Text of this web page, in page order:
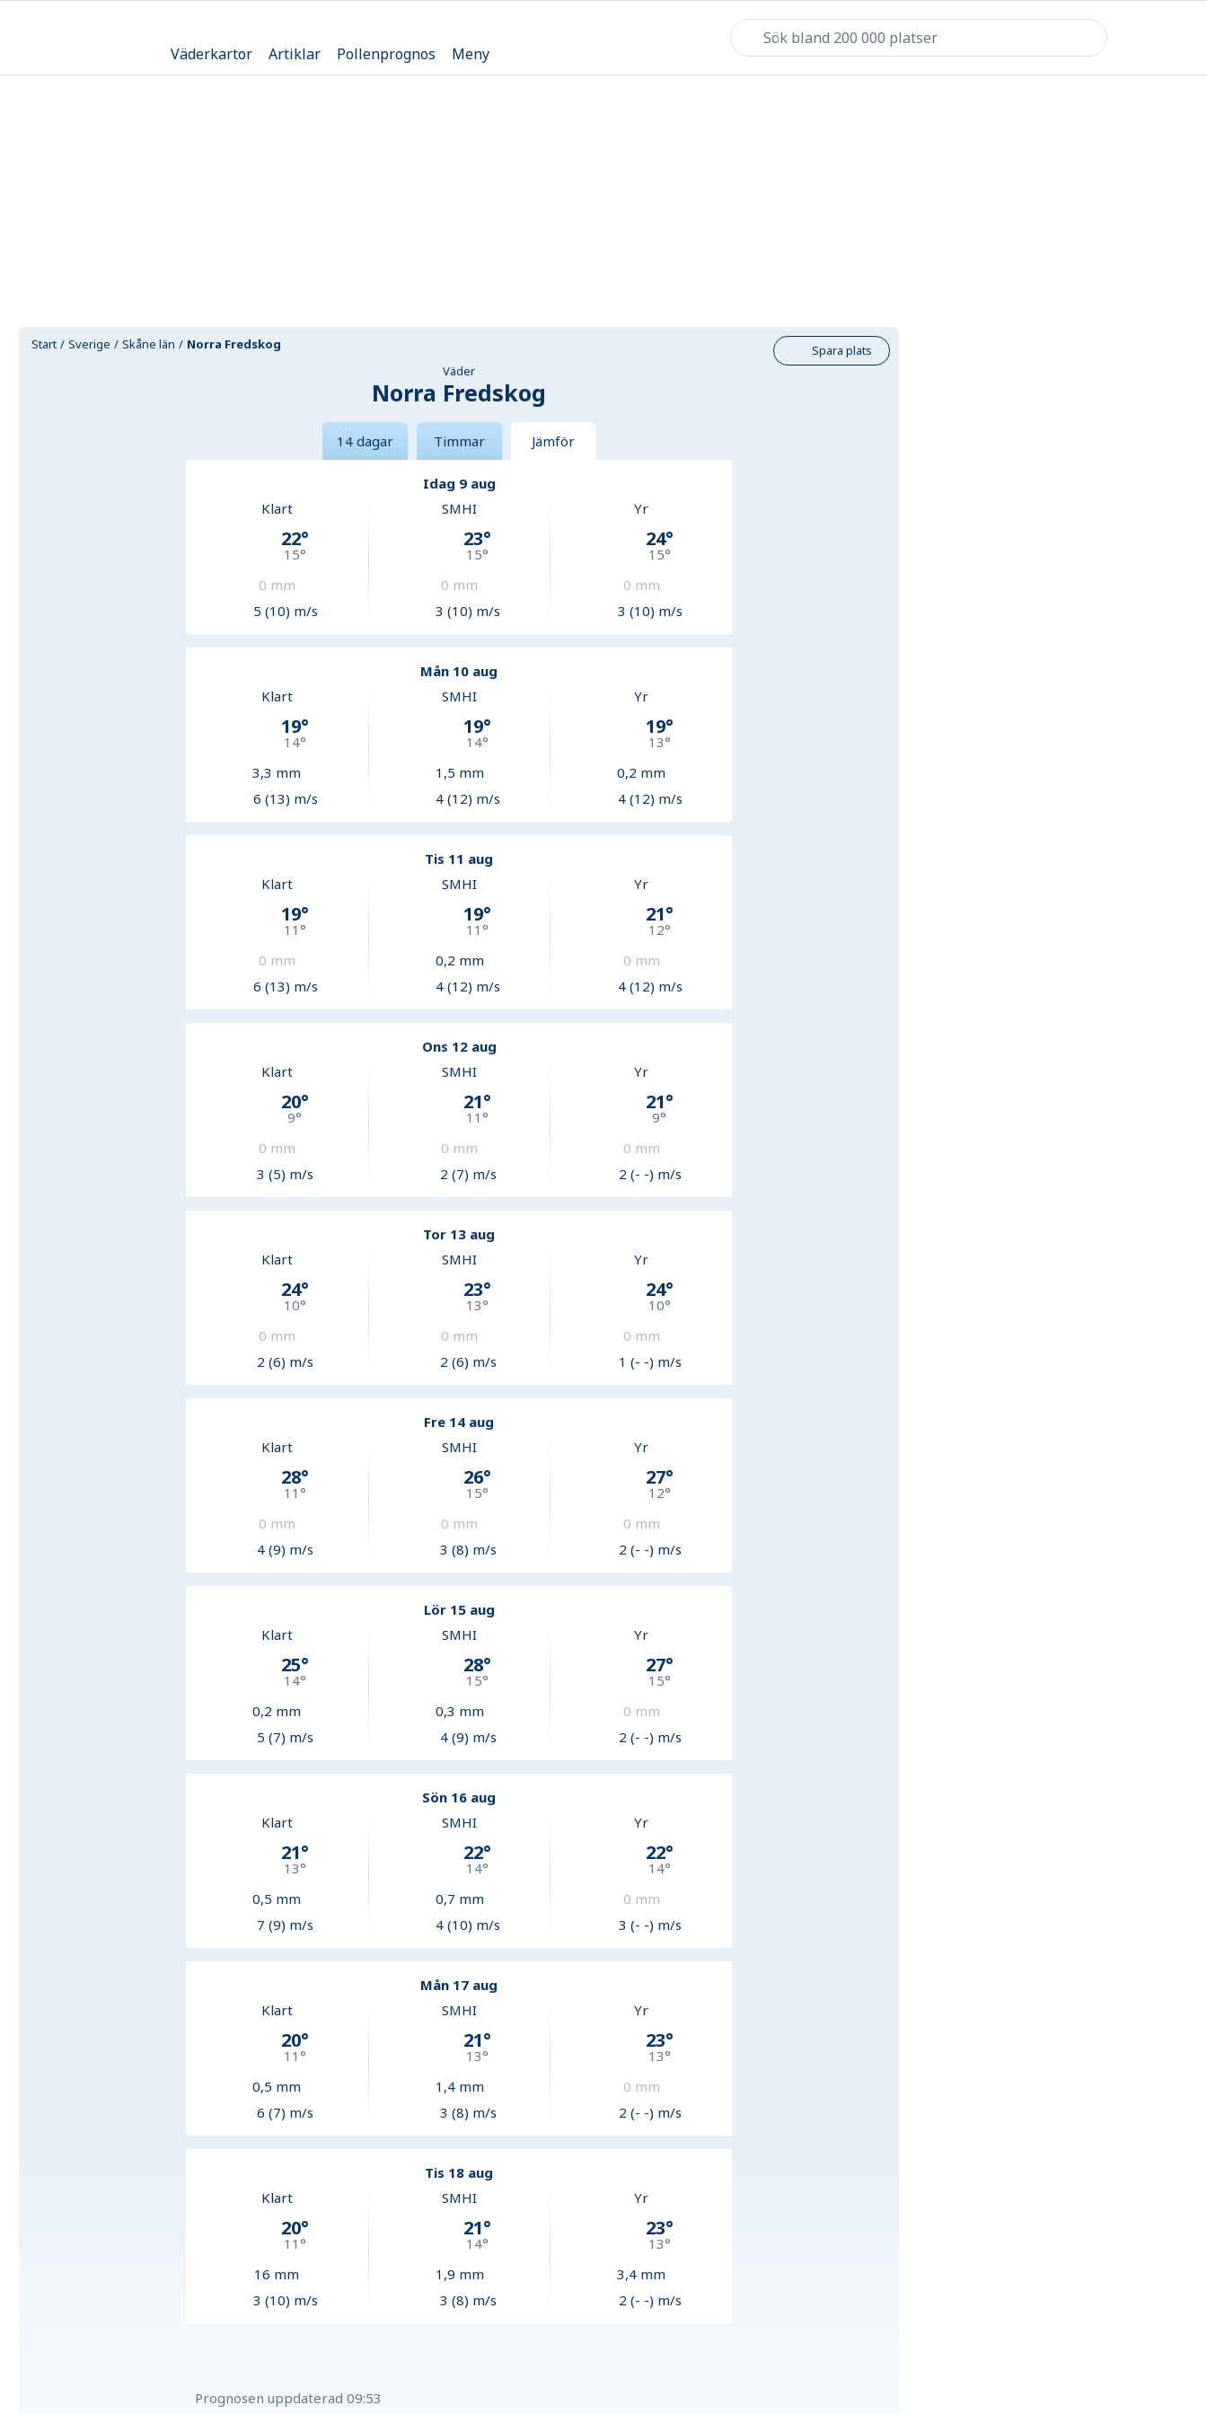
Väderkartor Artiklar Pollenprognos Meny
Start Sverige Skåne län Norra Fredskog
Spara plats
Väder
Norra Fredskog
14 dagar Timmar Jämför
Idag 9 aug
Klart
22°
15°
0 mm
5 (10) m/s
SMHI
23°
15°
0 mm
3 (10) m/s
Yr
24°
15°
0 mm
3 (10) m/s
Mån 10 aug
Klart
19°
14°
3,3 mm
6 (13) m/s
SMHI
19°
14°
1,5 mm
4 (12) m/s
Yr
19°
13°
0,2 mm
4 (12) m/s
Tis 11 aug
Klart
19°
11 °
0 mm
6 (13) m/s
SMHI
19°
11 °
0,2 mm
4 (12) m/s
Yr
21°
12°
0 mm
4 (12) m/s
Ons 12 aug
Klart
20°
9°
0 mm
3 (5) m/s
SMHI
21°
11 °
0 mm
2 (7) m/s
Yr
21°
9°
0 mm
2 (- -) m/s
Tor 13 aug
Klart
24°
10°
0 mm
2 (6) m/s
SMHI
23°
13°
0 mm
2 (6) m/s
Yr
24°
10°
0 mm
1 (- -) m/s
Fre 14 aug
Klart
28°
11 °
0 mm
4 (9) m/s
SMHI
26°
15°
0 mm
3 (8) m/s
Yr
27°
12°
0 mm
2 (- -) m/s
Lör 15 aug
Klart
25°
14°
0,2 mm
5 (7) m/s
SMHI
28°
15°
0,3 mm
4 (9) m/s
Yr
27°
15°
0 mm
2 (- -) m/s
Sön 16 aug
Klart
21°
13°
0,5 mm
7 (9) m/s
SMHI
22°
14°
0,7 mm
4 (10) m/s
Yr
22°
14°
0 mm
3 (- -) m/s
Mån 17 aug
Klart
20°
11 °
0,5 mm
6 (7) m/s
SMHI
21°
13°
1,4mm
3 (8) m/s
Yr
23°
13°
0 mm
2 (- -) m/s
Tis 18 aug
Klart
20°
11 °
16 mm
3 (10) m/s
SMHI
21°
14°
1,9 mm
3 (8) m/s
Yr
23°
13°
3,4 mm
2 (- -) m/s
Prognosen uppdaterad 09:53